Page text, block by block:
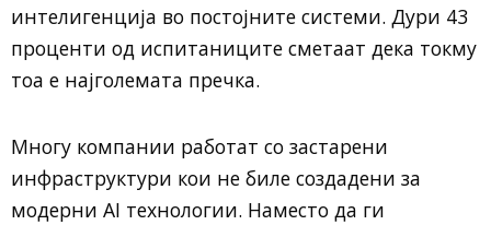
интелигенција во постојните системи. Дури 43
проценти од испитаниците сметаат дека токму
тоа е најголемата пречка.
Многу компании работат со застарени
инфраструктури кои не биле создадени за
модерни AI технологии. Наместо да ги